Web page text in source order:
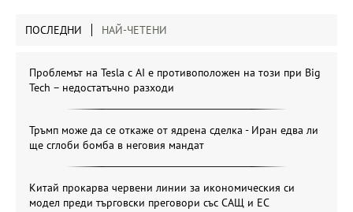
ПОСЛЕДНИ НАЙ-ЧЕТЕНИ
Проблемът на Tesla с AI е противоположен на този при Big
Tech – недостатъчно разходи
Тръмп може да се откаже от ядрена сделка - Иран едва ли
ще сглоби бомба в неговия мандат
Китай прокарва червени линии за икономическия си
модел преди търговски преговори със САЩ и ЕС